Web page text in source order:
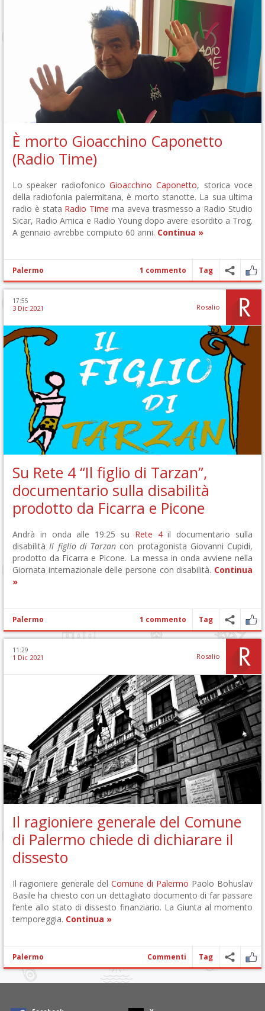
È morto Gioacchino Caponetto
(Radio Time)
Lo speaker radiofonico Gioacchino Caponetto, storica voce
della radiofonia palermitana, è morto stanotte. La sua ultima
radio è stata Radio Time ma aveva trasmesso a Radio Studio
Sicar, Radio Amica e Radio Young dopo avere esordito a Trog.
A gennaio avrebbe compiuto 60 anni. Continua »
Palermo 1 commento Tag
17:55
3 Dic 2021 Rosalio
Su Rete 4 “Il figlio di Tarzan”,
documentario sulla disabilità
prodotto da Ficarra e Picone
Andrà in onda alle 19:25 su Rete 4il documentario sulla
disabilità Il figlio di Tarzan con protagonista Giovanni Cupidi,
prodotto da Ficarra e Picone. La messa in onda avviene nella
Giornata internazionale delle persone con disabilità. Continua
»
Palermo 1 commento Tag
11:29
1 Dic 2021 Rosalio
Il ragioniere generale del Comune
di Palermo chiede di dichiarare il
dissesto
Il ragioniere generale del Comune di Palermo Paolo Bohuslav
Basile ha chiesto con un dettagliato documento di far passare
l’ente allo stato di dissesto finanziario. La Giunta al momento
temporeggia. Continua »
Palermo Commenti Tag